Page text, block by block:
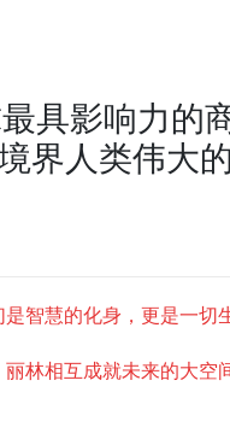
具影响力
界人类伟大
智慧的化身，更是一切
林相互成就未来的大空